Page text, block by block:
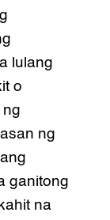
lulang
o
ng
ng
ganitong
na